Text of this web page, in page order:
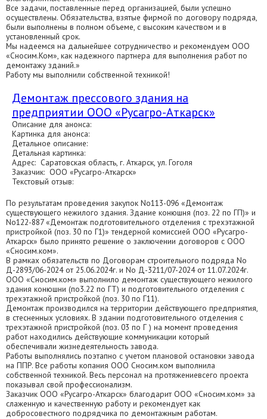
Все задачи, поставленные перед организацией, были успешно
осуществлены. Обязательства, взятые фирмой по договору подряда,
были выполнены в полном объеме, с высоким качеством и в
установленный срок.
Мы надеемся на дальнейшее сотрудничество и рекомендуем ООО
«Сносим.Ком», как надежного партнера для выполнения работ по
демонтажу зданий.»
Работу мы выполнили собственной техникой!
Демонтаж прессового здания на
предприятии ООО «Русагро-Аткарск»
Описание для анонса:
Картинка для анонса:
Детальное описание:
Детальная картинка:
Адрес: Саратовская область, г. Аткарск, ул. Гоголя
Заказчик: ООО «Русагро-Аткарск»
Текстовый отзыв:
По результатам проведения закупок No113-096 «Демонтаж
существующего нежилого здания. Здание конюшня (поз. 22 по ГП)» и
No122-887 «Демонтаж подготовительного отделения с трехэтажной
пристройкой (поз. 30 по Г1)» тендерной комиссией ООО «Русагро-
Аткарск» было принято решение о заключении договоров с ООО
«Сносим.ком».
В рамках обязательств по Договорам строительного подряда No
Д-2893/06-2024 от 25.06.2024г. и No Д-3211/07-2024 от 11.07.2024г.
ООО «Сносим.ком» выполнило демонтаж существующего нежилого
здания конюшни (по3.22 по ГТ) и подготовительного отделения с
трехэтажной пристройкой (поз. 30 по Г11).
Демонтаж производился на территории действующего предприятия,
в стесненных условиях. В здании подготовительного отделения с
трехэтажной пристройкой (поз. 03 по Г ) на момент проведения
работ находились действующие коммуникации который
обеспечивали жизнедеятельность завода.
Работы выполнялись поэтапно с учетом плановой остановки завода
на ППР. Все работы копания ООО Сносим.ком выполнила
собственной техникой. Весь персонал на протяжениевсего проекта
показывал свой профессионализм.
Заказчик ООО «Русагро-Аткарск» благодарит ООО «Сносим.ком» за
слаженную и качественную работу и рекомендует как
добросовестного подрядчика по демонтажным работам.